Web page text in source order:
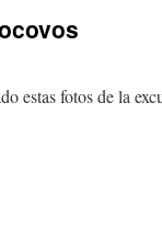
estas fotos de la